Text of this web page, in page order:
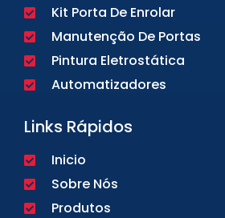
Kit Porta De Enrolar
Manutenção De Portas
Pintura Eletrostática
Automatizadores
Links Rápidos
Inicio
Sobre Nós
Produtos